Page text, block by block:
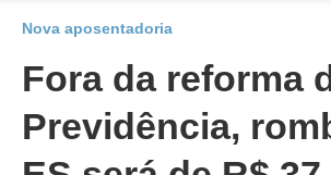
Nova aposentadoria
Fora da reforma
Previdência,